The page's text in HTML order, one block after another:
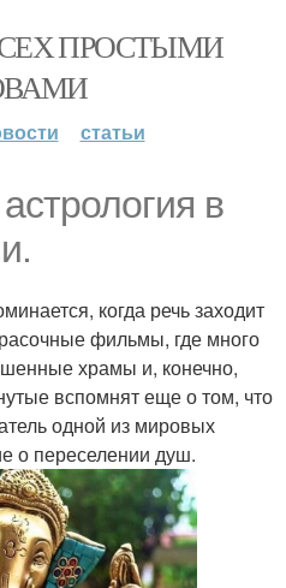
ПРОСТЫМИ
статьи
в
когда речь заходит
фильмы, где много
храмы и, конечно,
вспомнят еще о том, что
одной из мировых
о переселении душ.